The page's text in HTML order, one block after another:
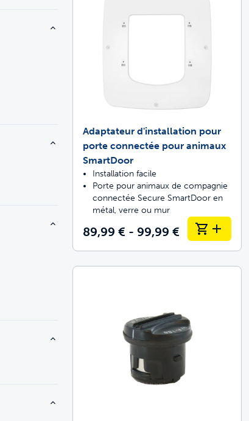
Adaptateur d'installation pour
porte connectée pour animaux
SmartDoor
Installation facile
Porte pour animaux de compagnie
connectée Secure SmartDoor en
métal, verre ou mur
89,99 € - 99,99 €